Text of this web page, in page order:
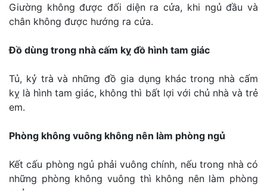
Giường không được đối diện ra cửa, khi ngủ đầu và
chân không được hướng ra cửa.
Đồ dùng trong nhà cấm kỵ đồ hình tam giác
Tủ, kỷ trà và những đồ gia dụng khác trong nhà cấm
kỵ là hình tam giác, không thì bất lợi với chủ nhà và trẻ
em.
Phòng không vuông không nên làm phòng ngủ
Kết cấu phòng ngủ phải vuông chính, nếu trong nhà có
những phòng không vuông thì không nên làm phòng